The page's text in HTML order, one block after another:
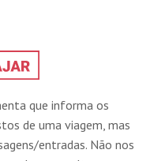
que informa os
de uma viagem, mas
entradas. Não nos